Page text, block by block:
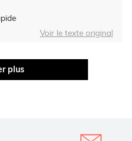
Voir le texte original
plus